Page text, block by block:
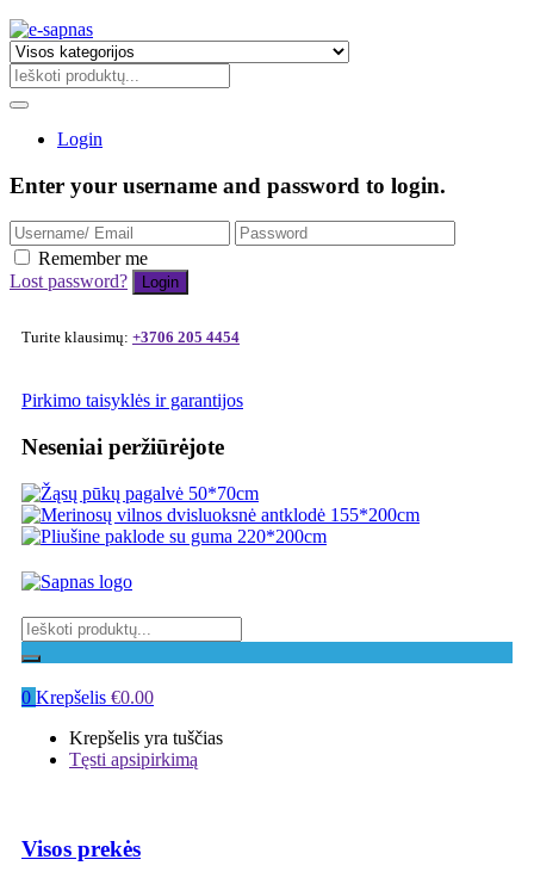
Login
Enter your username and password to login.
Remember me
Lost password?
Turite klausimų: +3706 205 4454
Pirkimo taisyklės ir garantijos
Neseniai peržiūrėjote
0 Krepšelis €0.00
Krepšelis yra tuščias
Tęsti apsipirkimą
Visos prekės